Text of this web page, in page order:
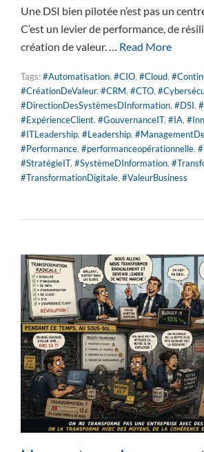
Une DSI bien pilotée n’est pas un
C’est un levier de performance, de
création de valeur. … Read More
Tags:#Automatisation, #CIO, #Cloud,
#CréationDeValeur, #CRM, #CTO,
#DirectionDesSystèmesDInformation, #DSI,
#ExpérienceClient, #GouvernanceIT, #IA,
#ITLeadership, #Leadership,
#Performance, #performanceopérationnelle,
#StratégieIT, #SystèmeDInformation,
#TransformationDigitale, #ValeurBusiness